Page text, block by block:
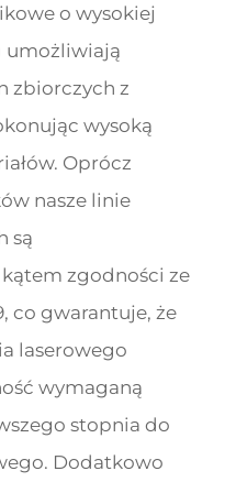
o wysokiej
umożliwiają
zbiorczych z
wysoką
Oprócz
nasze linie
są
zgodności ze
co gwarantuje, że
laserowego
wymaganą
stopnia do
Dodatkowo